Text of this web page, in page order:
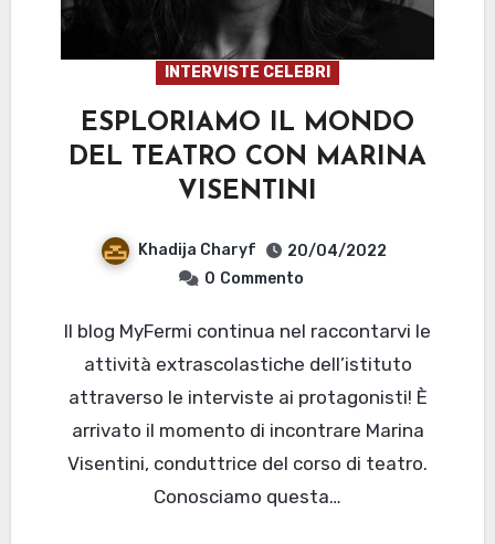
INTERVISTE CELEBRI
ESPLORIAMO IL MONDO
DEL TEATRO CON MARINA
VISENTINI
Khadija Charyf
20/04/2022
0 Commento
Il blog MyFermi continua nel raccontarvi le
attività extrascolastiche dell’istituto
attraverso le interviste ai protagonisti! È
arrivato il momento di incontrare Marina
Visentini, conduttrice del corso di teatro.
Conosciamo questa…